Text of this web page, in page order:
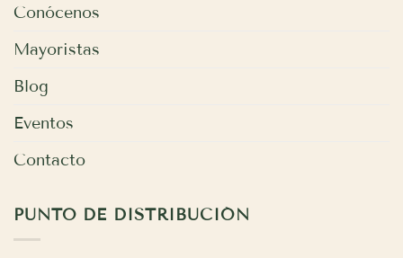
Conócenos
Mayoristas
Blog
Eventos
Contacto
PUNTO DE DISTRIBUCIÓN